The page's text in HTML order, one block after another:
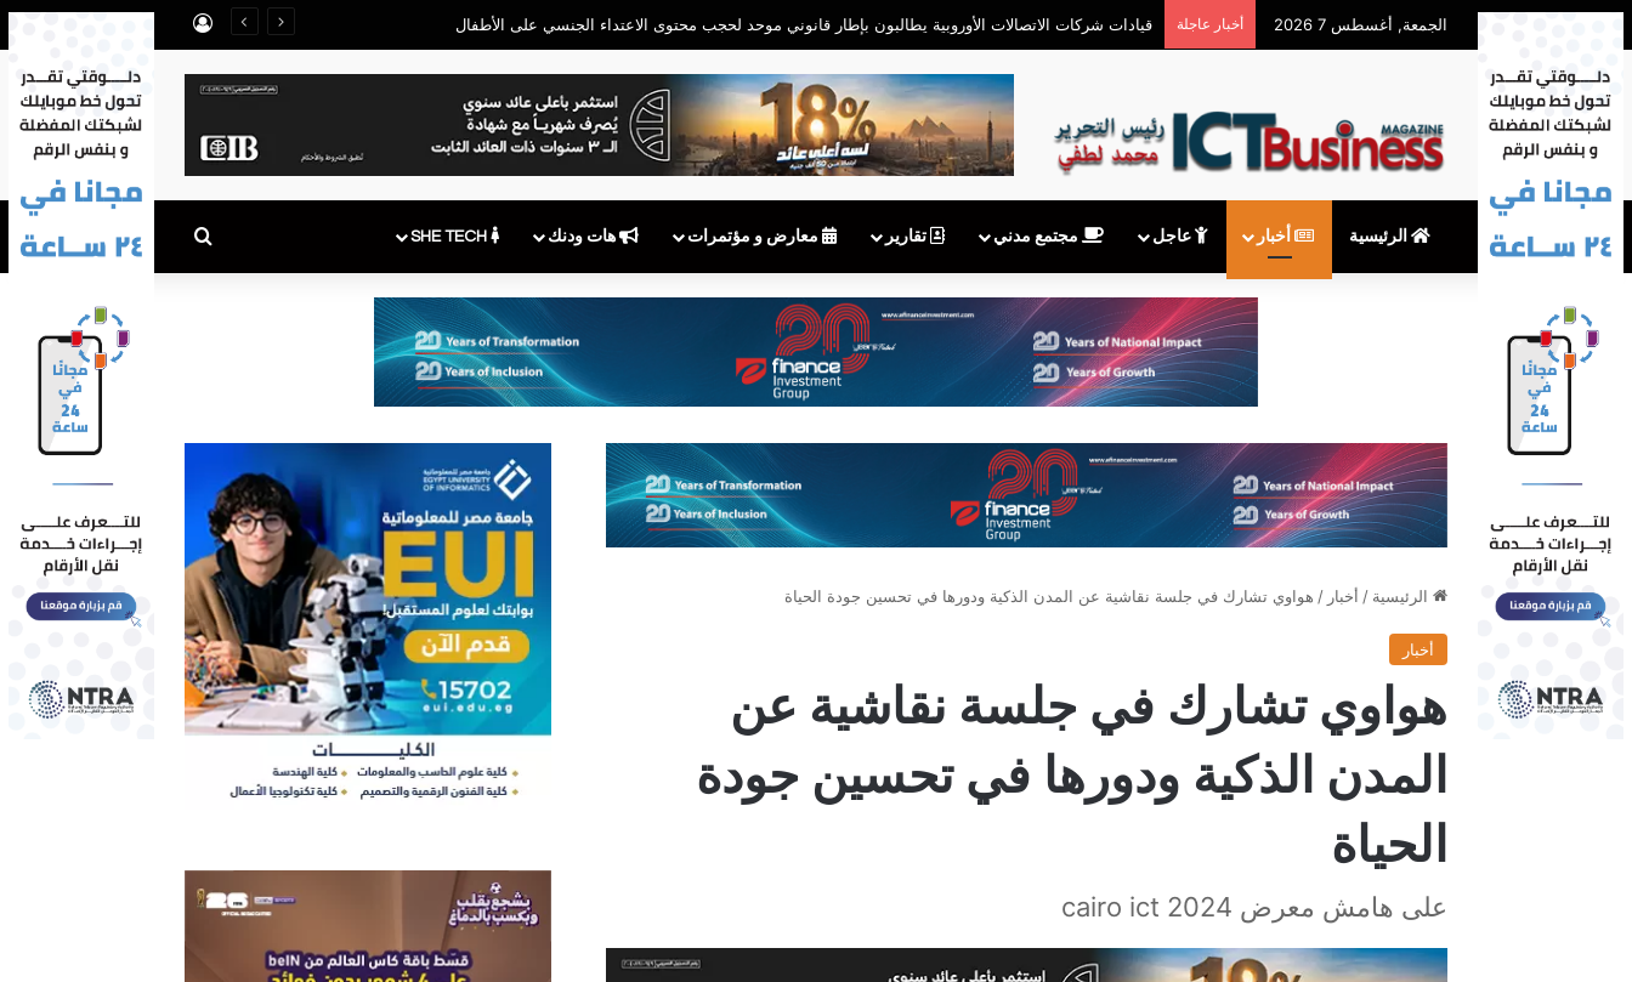
الجمعة, أغسطس 7 2026 أخبار عاجلة معهدITI شريك أكاديمي في المؤتمر السنوي للمنظمة العربية لشبكات البحث والتعليم تسجيل الدخول
الرئيسية أخبار عاجل مجتمع مدني تقارير معارض و مؤتمرات هات ودنك بحث عن
الرئيسية / أخبار / هواوي تشارك في جلسة نقاشية عن المدن الذكية ودورها في تحسين جودة الحياة
أخبار
هواوي تشارك في جلسة نقاشية عن
المدن الذكية ودورها في تحسين جودة
الحياة
على هامش معرض cairo ict 2024